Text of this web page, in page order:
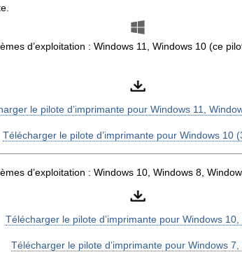
d’exploitation : Windows 11, Windows 10 (ce
le pilote d’imprimante pour Windows 11,
Télécharger le pilote d’imprimante pour Windows 10
d’exploitation : Windows 10, Windows 8,
Télécharger le pilote d’imprimante pour Windows 10,
Télécharger le pilote d’imprimante pour Windows 7,